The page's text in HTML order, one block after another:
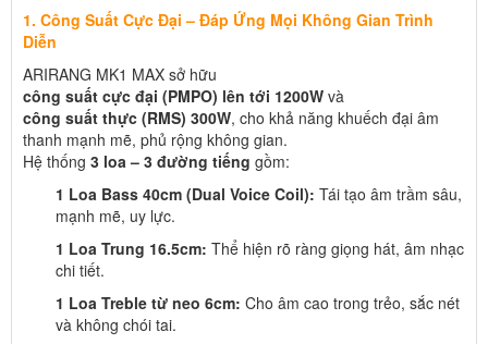
1. Công Suất Cực Đại – Đáp Ứng Mọi Không Gian Trình
Diễn
ARIRANG MK1 MAX sở hữu
công suất cực đại (PMPO) lên tới 1200W và
công suất thực (RMS) 300W, cho khả năng khuếch đại âm
thanh mạnh mẽ, phủ rộng không gian.
Hệ thống 3 loa – 3 đường tiếng gồm:
1 Loa Bass 40cm (Dual Voice Coil): Tái tạo âm trầm sâu,
mạnh mẽ, uy lực.
1 Loa Trung 16.5cm: Thể hiện rõ ràng giọng hát, âm nhạc
chi tiết.
1 Loa Treble từ neo 6cm: Cho âm cao trong trẻo, sắc nét
và không chói tai.